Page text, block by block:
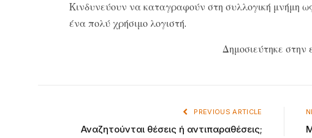
Kινδυνεύουν να καταγραφούν στη συλλογική μνήμη
ένα πολύ χρήσιμο λογιστή.
Δημοσιεύτηκε
PREVIOUS ARTICLE
Αναζητούνται θέσεις ή αντιπαραθέσεις;